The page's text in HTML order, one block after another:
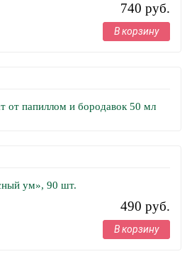
740 руб.
В корзину
от папиллом и бородавок 50 мл
ум», 90 шт.
490 руб.
В корзину